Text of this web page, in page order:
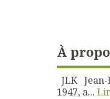
À
JLK Jean-
1947, a...